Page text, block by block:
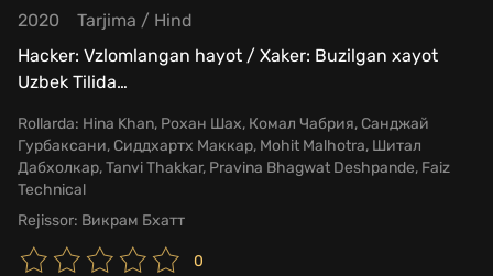
2020 Tarjima / Hind
Hacker: Vzlomlangan hayot / Xaker: Buzilgan xayot
Uzbek Tilida…
Rollarda: Hina Khan, Рохан Шах, Комал Чабрия, Санджай
Гурбаксани, Сиддхартх Маккар, Mohit Malhotra, Шитал
Дабхолкар, Tanvi Thakkar, Pravina Bhagwat Deshpande, Faiz
Technical
Rejissor: Викрам Бхатт
0